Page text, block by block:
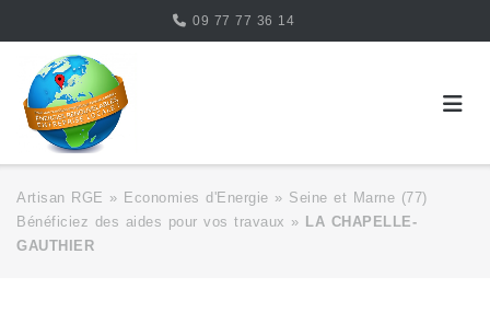
content
09 77 77 36 14
Artisan RGE » Economies d'Energie » Seine et Marne (77)
Bénéficiez des aides pour vos travaux » LA CHAPELLE-
GAUTHIER